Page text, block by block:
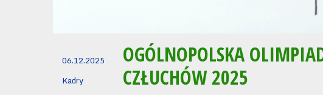
06.12.2025
Kadry
OGÓLNOPOLSKA
CZŁUCHÓW 2025